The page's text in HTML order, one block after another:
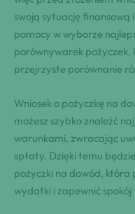
swoją sytuację ⁣finansową⁢
pomocy w ​wyborze
porównywarek pożyczek,
przejrzyste porównanie
Wniosek o pożyczkę⁤ na
⁣możesz szybko znaleźć
warunkami, zwracając
spłaty. Dzięki temu​
pożyczki ⁣na dowód,‌⁤ która
wydatki i ⁣zapewnić ⁤spokój